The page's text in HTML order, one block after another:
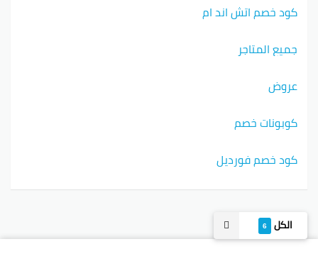
الكل 6
كود خصم اتش اند ام
جميع المتاجر
عروض
كوبونات خصم
كود خصم فورديل